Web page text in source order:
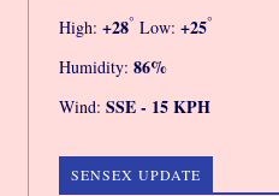
High:+28° Low:+25°
Humidity:86%
Wind:SSE - 15 KPH
SENSEX UPDATE